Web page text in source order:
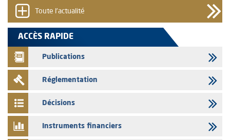
05/08/2026
L’AMMC met sur son site internet les publications réalisées par les
émetteurs en date du 5 août 2026
04/08/2026
L’AMMC met sur son site internet les publications réalisées par les
émetteurs en date du 4 août 2026
Saham Bank – Mise à jour annuelle du dossier d’information relatif au
03/08/2026
Toute l'actualité
ACCÈS RAPIDE
Publications
Réglementation
Décisions
Instruments financiers